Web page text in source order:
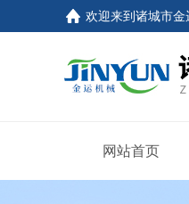
欢迎来到诸城市金
网站首页